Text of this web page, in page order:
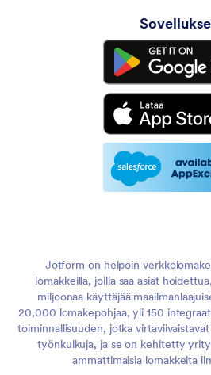
Jotform on helpoin
lomakkeilla, joilla saa asiat
miljoonaa käyttäjää
20,000 lomakepohjaa, yli 150
toiminnallisuuden, jotka
työnkulkuja, ja se on kehitetty
ammattimaisia lomakkeita